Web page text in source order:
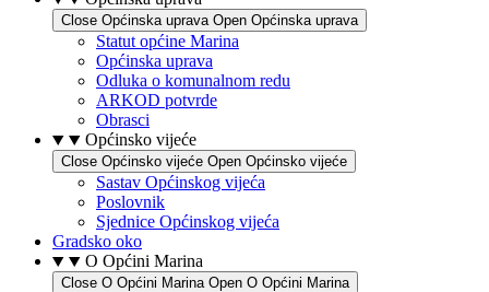
Close Općinska uprava Open Općinska uprava
Statut općine Marina
Općinska uprava
Odluka o komunalnom redu
ARKOD potvrde
Obrasci
Općinsko vijeće
Close Općinsko vijeće Open Općinsko vijeće
Sastav Općinskog vijeća
Poslovnik
Sjednice Općinskog vijeća
Gradsko oko
O Općini Marina
Close O Općini Marina Open O Općini Marina